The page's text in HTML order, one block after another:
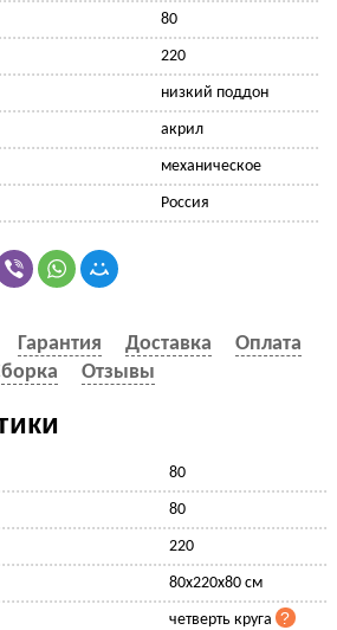
80
220
низкий поддон
акрил
механическое
Россия
Гарантия Доставка
Оплата
Отзывы
80
80
220
80x220x80 см
четверть круга